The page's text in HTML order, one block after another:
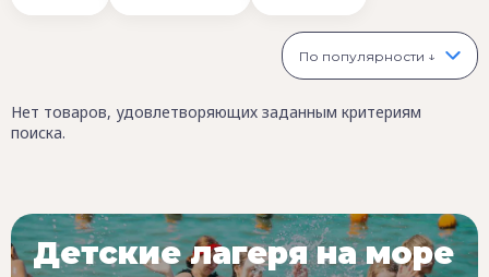
По популярности ↓
Нет товаров, удовлетворяющих заданным критериям
поиска.
Детские лагеря на море